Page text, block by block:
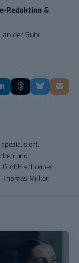
Redaktion &
an der Ruhr
und
GmbH schreiben
Thomas Müller.